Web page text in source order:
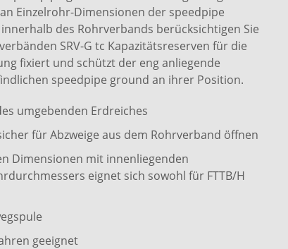
Einzelrohr-Dimensionen der speedpipe
des Rohrverbands berücksichtigen Sie
SRV-G tc Kapazitätsreserven für die
fixiert und schützt der eng anliegende
speedpipe ground an ihrer Position.
umgebenden Erdreiches
für Abzweige aus dem Rohrverband öffnen
Dimensionen mit innenliegenden
eignet sich sowohl für FTTB/H
geeignet